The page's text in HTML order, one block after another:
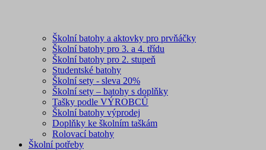
Školní batohy a aktovky pro prvňáčky
Školní batohy pro 3. a 4. třídu
Školní batohy pro 2. stupeň
Studentské batohy
Školní sety - sleva 20%
Školní sety – batohy s doplňky
Tašky podle VÝROBCŮ
Školní batohy výprodej
Doplňky ke školním taškám
Rolovací batohy
Školní potřeby